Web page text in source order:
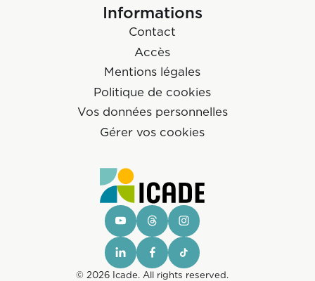
© 2026 Icade. All rights reserved.
Informations
Contact
Accès
Mentions légales
Politique de cookies
Vos données personnelles
Gérer vos cookies